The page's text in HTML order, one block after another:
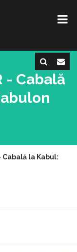
- Cabală
Cabală la Kabul: